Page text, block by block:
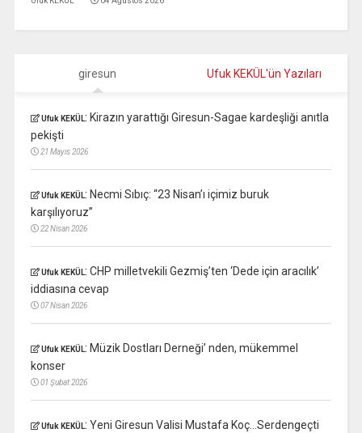
giresun Ufuk KEKÜL'ün Yazıları
Ufuk KEKÜL: Kirazın yarattığı Giresun-Sagae kardeşliği anıtla
pekişti
21 Mayıs 2026
Ufuk KEKÜL: Necmi Sıbıç: “23 Nisan’ı içimiz buruk
karşılıyoruz”
22 Nisan 2026
Ufuk KEKÜL: CHP milletvekili Gezmiş’ten ‘Dede için aracılık’
iddiasına cevap
07 Nisan 2026
Ufuk KEKÜL: Müzik Dostları Derneği’ nden, mükemmel
konser
01 Şubat 2026
Ufuk KEKÜL: Yeni Giresun Valisi Mustafa Koç…Serdengeçti